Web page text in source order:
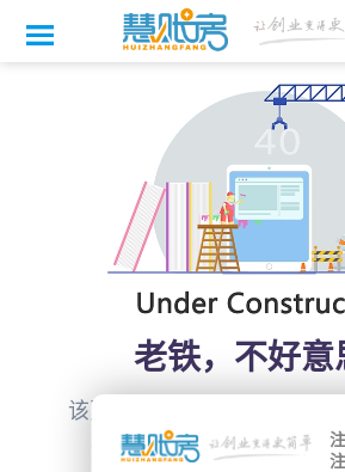
老铁，不好意
该页面正在玩命建设中，还是
您访问的页面不存在或正在等待上